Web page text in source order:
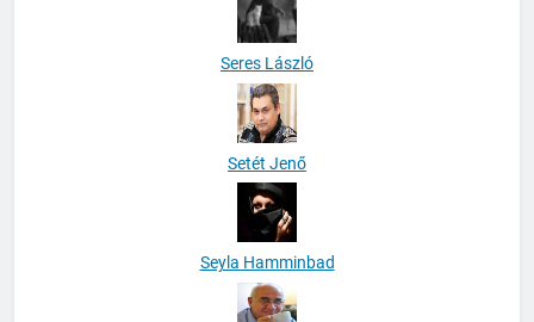
Seres László
Setét Jenő
Seyla Hamminbad